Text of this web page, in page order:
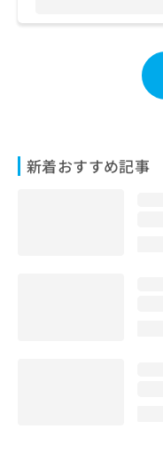
新着おすすめ記事
問
ら